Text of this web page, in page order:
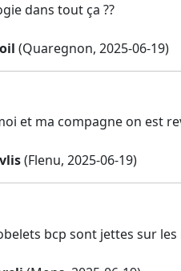
dans tout ça ??
(Quaregnon, 2025-06-19)
et ma compagne on est
(Flenu, 2025-06-19)
bcp sont jettes sur